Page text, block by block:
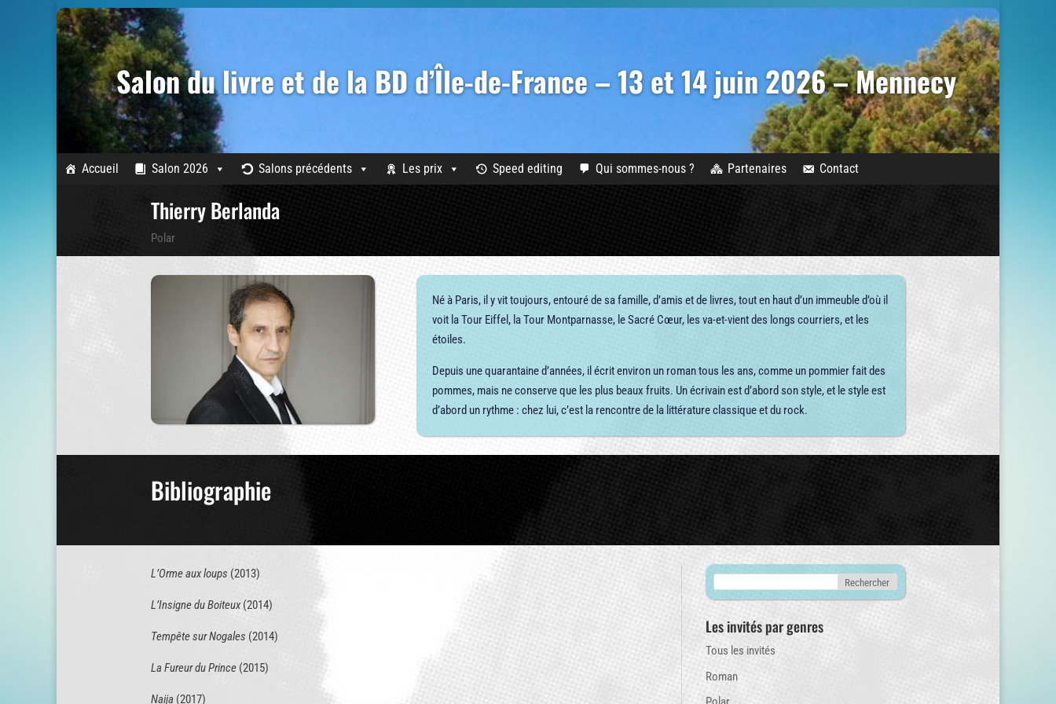
Salon du livre et de la BD d’Île-de-France – 13 et 14 juin 2026 – Mennecy
Accueil Salon 2026 Salons précédents Les prix Speed editing Qui sommes-nous ? Partenaires Contact
Thierry Berlanda
Polar
Né à Paris, il y vit toujours, entouré de sa famille, d’amis et de livres, tout en haut d’un immeuble d’où il
voit la Tour Eiffel, la Tour Montparnasse, le Sacré Cœur, les va-et-vient des longs courriers, et les
étoiles.
Depuis une quarantaine d’années, il écrit environ un roman tous les ans, comme un pommier fait des
pommes, mais ne conserve que les plus beaux fruits. Un écrivain est d’abord son style, et le style est
d’abord un rythme : chez lui, c’est la rencontre de la littérature classique et du rock.
Bibliographie
L’Orme aux loups (2013)
L’Insigne du Boiteux(2014)
Tempête sur Nogales (2014)
La Fureur du Prince (2015)
Naija (2017)
Les invités par genres
Tous les invités
Roman